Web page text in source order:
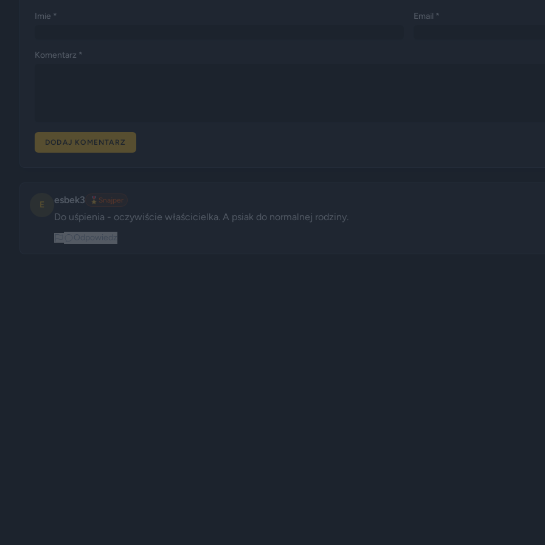
Imie * Email *
Komentarz *
DODAJ KOMENTARZ
E esbek3 🎖️ Snajper
Do uśpienia - oczywiście właścicielka. A psiak do normalnej rodziny.